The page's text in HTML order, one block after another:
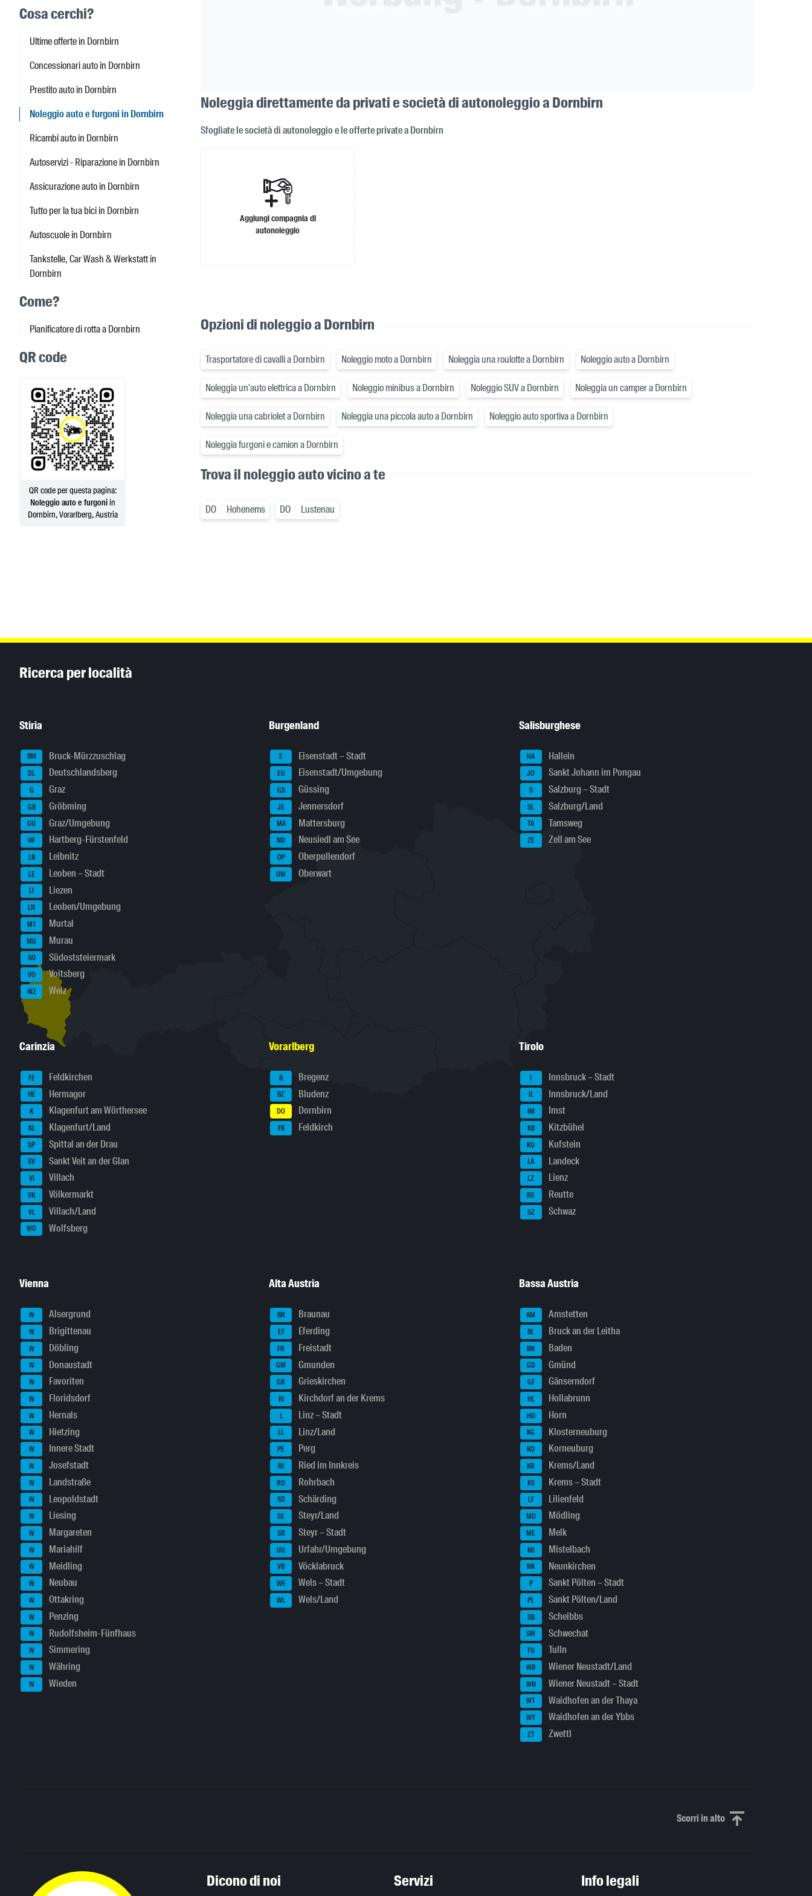
Cosa cerchi?
Ultime offerte in Dornbirn
Concessionari auto in Dornbirn
Prestito auto in Dornbirn
Noleggio auto e furgoni in Dornbirn
Ricambi auto in Dornbirn
Autoservizi - Riparazione in Dornbirn
Assicurazione auto in Dornbirn
Tutto per la tua bici in Dornbirn
Autoscuole in Dornbirn
Tankstelle, Car Wash & Werkstatt in
Dornbirn
Come?
Pianificatore di rotta a Dornbirn
QR code
QR code per questa pagina:
Noleggio auto e furgoniin
Dornbirn, Vorarlberg, Austria
Noleggia direttamente da privati e società di autonoleggio a Dornbirn
Sfogliate le società di autonoleggio e le offerte private a Dornbirn
Aggiungi compagnia di
autonoleggio
Opzioni di noleggio a Dornbirn
Trasportatore di cavalli a Dornbirn Noleggio moto a Dornbirn Noleggia una roulotte a Dornbirn Noleggio auto a Dornbirn
Noleggia un'auto elettrica a Dornbirn Noleggio minibus a Dornbirn Noleggio SUV a Dornbirn Noleggia un camper a Dornbirn
Noleggia una cabriolet a Dornbirn Noleggia una piccola auto a Dornbirn Noleggio auto sportiva a Dornbirn
Noleggia furgoni e camion a Dornbirn
Trova il noleggio auto vicino a te
DO Hohenems DO Lustenau
Ricerca per località
Stiria
BM Bruck-Mürzzuschlag
DL Deutschlandsberg
G Graz
GB Gröbming
GU Graz/Umgebung
HF Hartberg-Fürstenfeld
LB Leibnitz
LE Leoben – Stadt
LI Liezen
LN Leoben/Umgebung
MT Murtal
MU Murau
SO Südoststeiermark
VO Voitsberg
WZ Weiz
Burgenland
E Eisenstadt – Stadt
EU Eisenstadt/Umgebung
GS Güssing
JE Jennersdorf
MA Mattersburg
ND Neusiedl am See
OP Oberpullendorf
OW Oberwart
Salisburghese
HA Hallein
JO Sankt Johann im Pongau
S Salzburg – Stadt
SL Salzburg/Land
TA Tamsweg
ZE Zell am See
Carinzia
FE Feldkirchen
HE Hermagor
K Klagenfurt am Wörthersee
KL Klagenfurt/Land
SP Spittal an der Drau
SV Sankt Veit an der Glan
VI Villach
VK Völkermarkt
VL Villach/Land
WO Wolfsberg
Vorarlberg
B Bregenz
BZ Bludenz
DO Dornbirn
FK Feldkirch
Tirolo
I Innsbruck – Stadt
IL Innsbruck/Land
IM Imst
KB Kitzbühel
KU Kufstein
LA Landeck
LZ Lienz
RE Reutte
SZ Schwaz
Vienna
W Alsergrund
W Brigittenau
W Döbling
W Donaustadt
W Favoriten
W Floridsdorf
W Hernals
W Hietzing
W Innere Stadt
W Josefstadt
W Landstraße
W Leopoldstadt
W Liesing
W Margareten
W Mariahilf
W Meidling
W Neubau
W Ottakring
W Penzing
W Rudolfsheim-Fünfhaus
W Simmering
W Währing
W Wieden
Alta Austria
BR Braunau
EF Eferding
FR Freistadt
GM Gmunden
GR Grieskirchen
KI Kirchdorf an der Krems
L Linz – Stadt
LL Linz/Land
PE Perg
RI Ried im Innkreis
RO Rohrbach
SD Schärding
SE Steyr/Land
SR Steyr – Stadt
UU Urfahr/Umgebung
VB Vöcklabruck
WE Wels – Stadt
WL Wels/Land
Bassa Austria
AM Amstetten
BL Bruck an der Leitha
BN Baden
GD Gmünd
GF Gänserndorf
HL Hollabrunn
HO Horn
KG Klosterneuburg
KO Korneuburg
KR Krems/Land
KS Krems – Stadt
LF Lilienfeld
MD Mödling
ME Melk
MI Mistelbach
NK Neunkirchen
P Sankt Pölten – Stadt
PL Sankt Pölten/Land
SB Scheibbs
SW Schwechat
TU Tulln
WB Wiener Neustadt/Land
WN Wiener Neustadt – Stadt
WT Waidhofen an der Thaya
WY Waidhofen an der Ybbs
ZT Zwettl
Scorri in altoScorri in alto
Dicono di noi Servizi Info legali